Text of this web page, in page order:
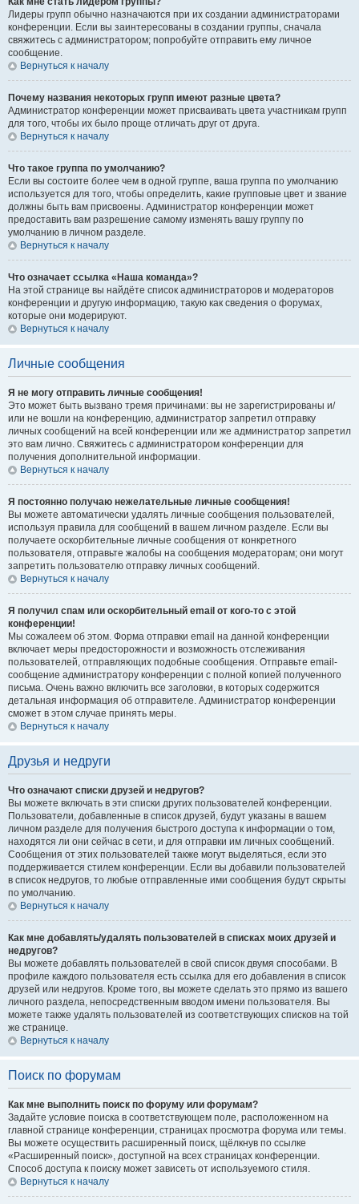
Лидеры групп обычно назначаются при их создании администраторами
конференции. Если вы заинтересованы в создании группы, сначала
свяжитесь с администратором; попробуйте отправить ему личное
сообщение.
Вернуться к началу
Почему названия некоторых групп имеют разные цвета?
Администратор конференции может присваивать цвета участникам групп
для того, чтобы их было проще отличать друг от друга.
Вернуться к началу
Что такое группа по умолчанию?
Если вы состоите более чем в одной группе, ваша группа по умолчанию
используется для того, чтобы определить, какие групповые цвет и звание
должны быть вам присвоены. Администратор конференции может
предоставить вам разрешение самому изменять вашу группу по
умолчанию в личном разделе.
Вернуться к началу
Что означает ссылка «Наша команда»?
На этой странице вы найдёте список администраторов и модераторов
конференции и другую информацию, такую как сведения о форумах,
которые они модерируют.
Вернуться к началу
Личные сообщения
Я не могу отправить личные сообщения!
Это может быть вызвано тремя причинами: вы не зарегистрированы и/
или не вошли на конференцию, администратор запретил отправку
личных сообщений на всей конференции или же администратор запретил
это вам лично. Свяжитесь с администратором конференции для
получения дополнительной информации.
Вернуться к началу
Я постоянно получаю нежелательные личные сообщения!
Вы можете автоматически удалять личные сообщения пользователей,
используя правила для сообщений в вашем личном разделе. Если вы
получаете оскорбительные личные сообщения от конкретного
пользователя, отправьте жалобы на сообщения модераторам; они могут
запретить пользователю отправку личных сообщений.
Вернуться к началу
Я получил спам или оскорбительный email от кого-то с этой
конференции!
Мы сожалеем об этом. Форма отправки email на данной конференции
включает меры предосторожности и возможность отслеживания
пользователей, отправляющих подобные сообщения. Отправьте email-
сообщение администратору конференции с полной копией полученного
письма. Очень важно включить все заголовки, в которых содержится
детальная информация об отправителе. Администратор конференции
сможет в этом случае принять меры.
Вернуться к началу
Друзья и недруги
Что означают списки друзей и недругов?
Вы можете включать в эти списки других пользователей конференции.
Пользователи, добавленные в список друзей, будут указаны в вашем
личном разделе для получения быстрого доступа к информации о том,
находятся ли они сейчас в сети, и для отправки им личных сообщений.
Сообщения от этих пользователей также могут выделяться, если это
поддерживается стилем конференции. Если вы добавили пользователей
в список недругов, то любые отправленные ими сообщения будут скрыты
по умолчанию.
Вернуться к началу
Как мне добавлять/удалять пользователей в списках моих друзей и
недругов?
Вы можете добавлять пользователей в свой список двумя способами. В
профиле каждого пользователя есть ссылка для его добавления в список
друзей или недругов. Кроме того, вы можете сделать это прямо из вашего
личного раздела, непосредственным вводом имени пользователя. Вы
можете также удалять пользователей из соответствующих списков на той
же странице.
Вернуться к началу
Поиск по форумам
Как мне выполнить поиск по форуму или форумам?
Задайте условие поиска в соответствующем поле, расположенном на
главной странице конференции, страницах просмотра форума или темы.
Вы можете осуществить расширенный поиск, щёлкнув по ссылке
«Расширенный поиск», доступной на всех страницах конференции.
Способ доступа к поиску может зависеть от используемого стиля.
Вернуться к началу